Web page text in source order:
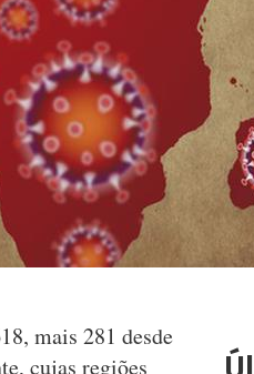
mais 281 desde
cujas regiões